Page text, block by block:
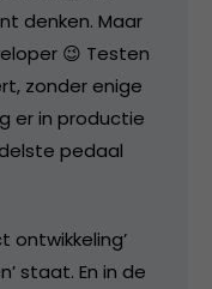
denken. Maar
😉 Testen
zonder enige
er in productie
pedaal
ontwikkeling’
staat. En in de